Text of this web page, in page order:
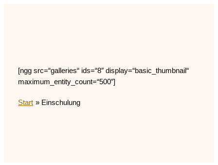
[ngg src=“galleries“ ids=“8″ display=“basic_thumbnail“
maximum_entity_count=“500″]
Start Einschulung